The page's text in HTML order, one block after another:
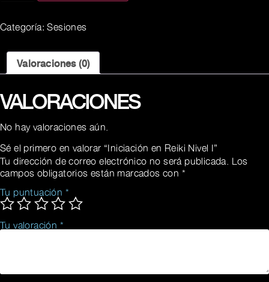
Categoría:Sesiones
Valoraciones (0)
VALORACIONES
No hay valoraciones aún.
Sé el primero en valorar “Iniciación en Reiki Nivel I”
Tu dirección de correo electrónico no será publicada. Los
campos obligatorios están marcados con *
Tu puntuación *
Tu valoración *